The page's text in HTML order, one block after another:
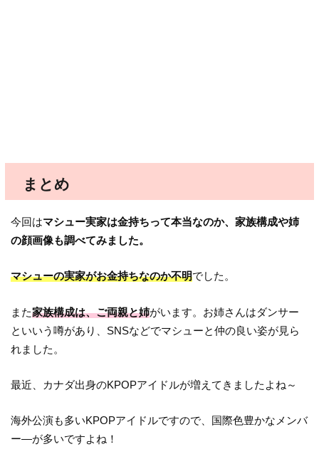
まとめ
今回はマシュー実家は金持ちって本当なのか、家族構成や姉
の顔画像も調べてみました。
マシューの実家がお金持ちなのか不明でした。
また家族構成は、ご両親と姉がいます。お姉さんはダンサー
といいう噂があり、SNSなどでマシューと仲の良い姿が見ら
れました。
最近、カナダ出身のKPOPアイドルが増えてきましたよね～
海外公演も多いKPOPアイドルですので、国際色豊かなメンバ
ー―が多いですよね！